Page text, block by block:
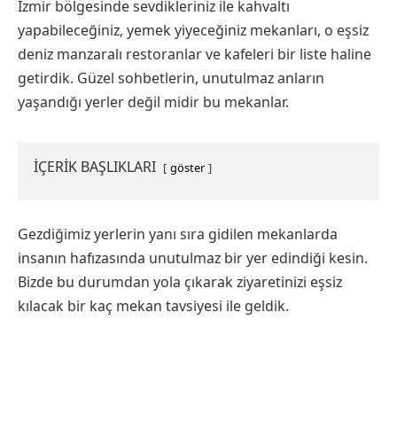
İzmir bölgesinde sevdikleriniz ile kahvaltı
yapabileceğiniz, yemek yiyeceğiniz mekanları, o eşsiz
deniz manzaralı restoranlar ve kafeleri bir liste haline
getirdik. Güzel sohbetlerin, unutulmaz anların
yaşandığı yerler değil midir bu mekanlar.
İÇERİK BAŞLIKLARI göster
Gezdiğimiz yerlerin yanı sıra gidilen mekanlarda
insanın hafızasında unutulmaz bir yer edindiği kesin.
Bizde bu durumdan yola çıkarak ziyaretinizi eşsiz
kılacak bir kaç mekan tavsiyesi ile geldik.